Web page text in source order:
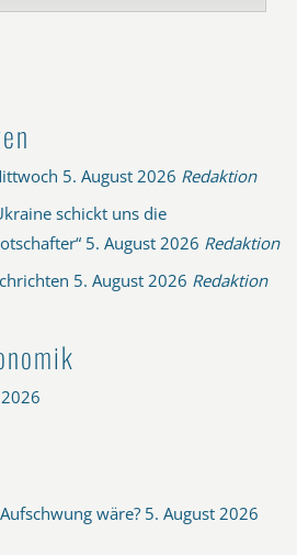
5. August 2026 Redaktion
schickt uns die
5. August 2026 Redaktion
5. August 2026 Redaktion
wäre? 5. August 2026